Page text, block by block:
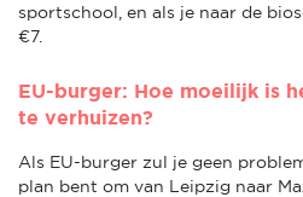
sportschool, en als je naar de
€7.
EU-burger: Hoe moeilijk is
te verhuizen?
Als EU-burger zul je geen
plan bent om van Leipzig naar